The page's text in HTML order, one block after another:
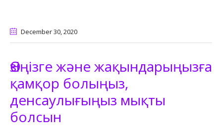
December 30, 2020
Өзіңізге және жақындарыңызға
қамқор болыңыз,
денсаулығыңыз мықты
болсын